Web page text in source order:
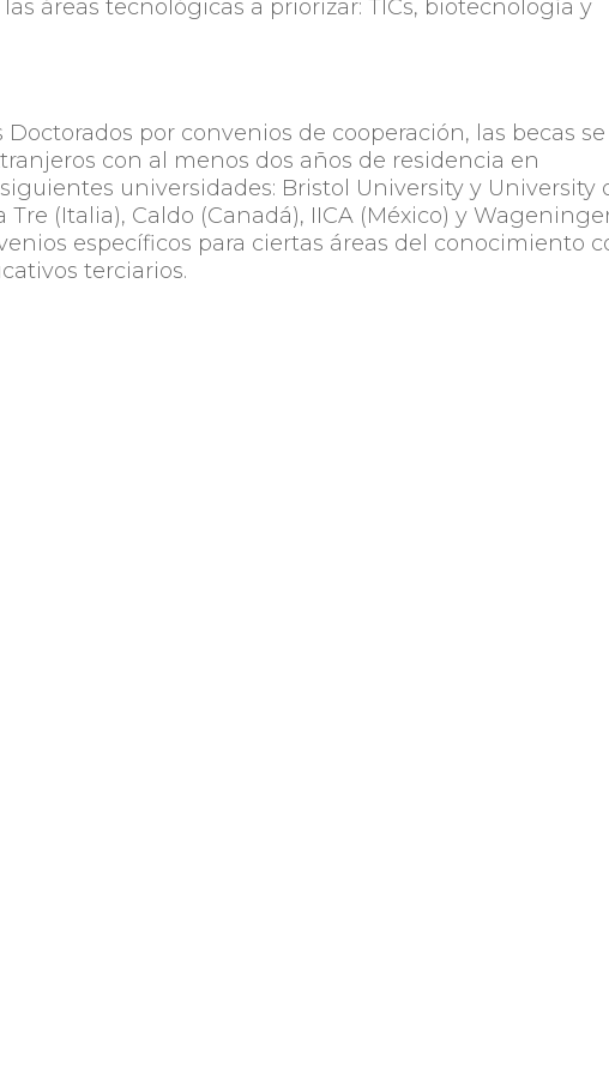
áreas tecnológicas a priorizar: TICs, biotecnología y
Doctorados por convenios de cooperación, las becas se
con al menos dos años de residencia en
universidades: Bristol University y University
(Italia), Caldo (Canadá), IICA (México) y
específicos para ciertas áreas del conocimiento
terciarios.